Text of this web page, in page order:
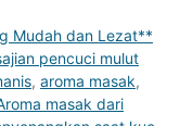
Mudah dan Lezat**
pencuci mulut
, aroma masak,
masak dari